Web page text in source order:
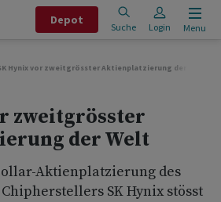
Depot
Suche Login Menu
Hynix vor zweitgrösster Aktienplatzierung der Welt
zweitgrösster
der Welt
Aktienplatzierung des
SK Hynix stösst